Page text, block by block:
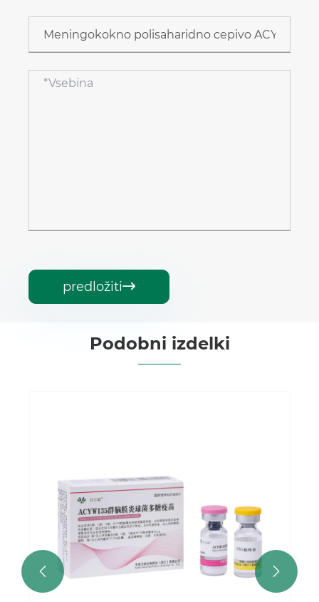
predložiti
Podobni izdelki
 